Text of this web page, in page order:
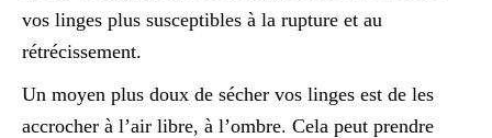
vos linges plus susceptibles à la rupture et au
rétrécissement.
Un moyen plus doux de sécher vos linges est de les
accrocher à l’air libre, à l’ombre. Cela peut prendre